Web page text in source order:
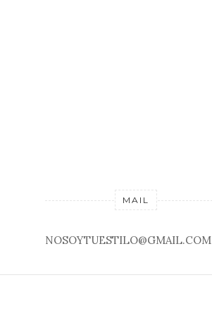
MAIL
NOSOYTUESTILO@GMAIL.COM